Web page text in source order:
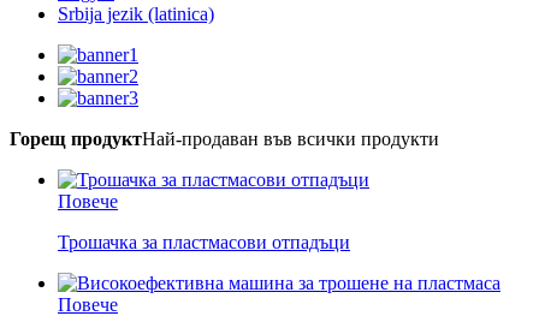
Srbija jezik (latinica)
Горещ продуктНай-продаван във всички продукти
Повече
Трошачка за пластмасови отпадъци
Повече